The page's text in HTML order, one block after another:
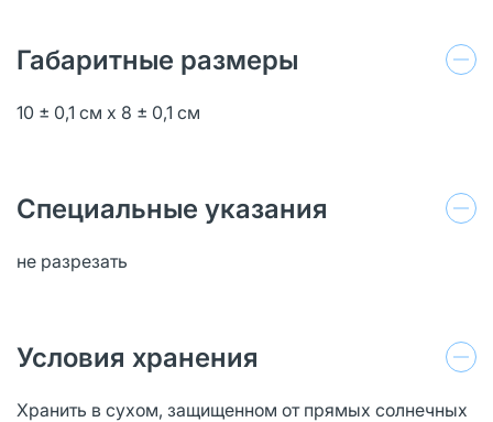
Габаритные размеры
10 ± 0,1 см х 8 ± 0,1 см
Специальные указания
не разрезать
Условия хранения
Хранить в сухом, защищенном от прямых солнечных